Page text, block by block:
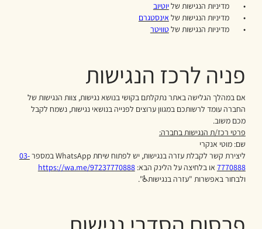
• מדיניות הנגישות שליוטיוב
• מדיניות הנגישות של אינסטגרם
• מדיניות הנגישות שלטוויטר
פניה לרכז הנגישות
אם במהלך הגלישה באתר נתקלתם בקושי בנושא נגישות, צוות הנגישות של
החברה עומד לרשותכם במגוון ערוצים לפנייה בנושאי נגישות, נשמח לקבל
מכם משוב.
פרטי רכז/ת הנגישות בחברה:
שם: מוטי אנקרי
ליצירת קשר לקבלת עזרה בנגישות, יש לפתוח שיחת WhatsApp במספר
03-
7770888 או בלחיצה על הלינק הבא:https://wa.me/97237770888
ולבחור באפשרות "עזרה בנגישות♿".